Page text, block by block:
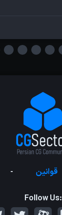
قوانین -
Follow Us: